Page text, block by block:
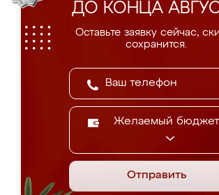
ДО КОНЦА
Оставьте заявку сейчас,
сохранится.
Желаемый бюджет
Отправить